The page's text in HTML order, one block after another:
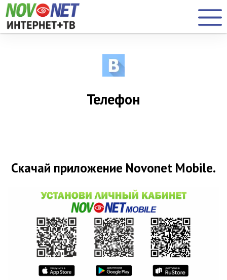
Телефон
Скачай приложение Novonet Mobile.